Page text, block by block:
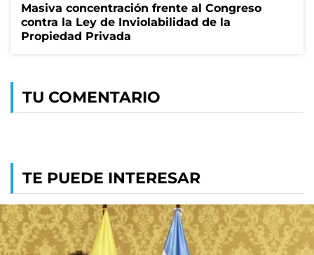
Masiva concentración frente al Congreso
contra la Ley de Inviolabilidad de la
Propiedad Privada
TU COMENTARIO
TE PUEDE INTERESAR